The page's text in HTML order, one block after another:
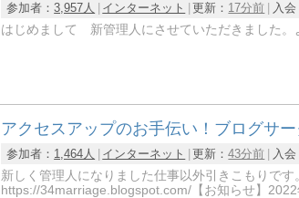
参加者：3,957人 インターネット 更新： 17分前 入会
はじめまして 新管理人にさせていただきました。
アクセスアップのお手伝い！ブログサ
参加者： 1,464人 インターネット 更新：43分前 入会
新しく管理人になりました仕事以外引きこもりで
https://34marriage.blogspot.com/【お知らせ】